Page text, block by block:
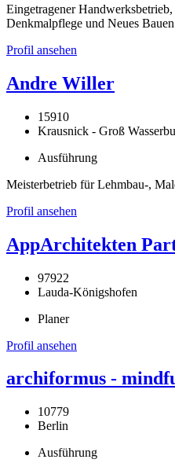
Eingetragener
Denkmalpflege und Neues Bauen
Profil ansehen
Andre Willer
15910
Krausnick - Groß
Ausführung
Meisterbetrieb für Lehmbau-,
Profil ansehen
AppArchitekten
97922
Lauda-Königshofen
Planer
Profil ansehen
archiformus -
10779
Berlin
Ausführung